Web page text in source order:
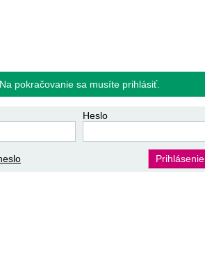
Na pokračovanie sa musíte prihlásiť.
Heslo
Prihlásenie